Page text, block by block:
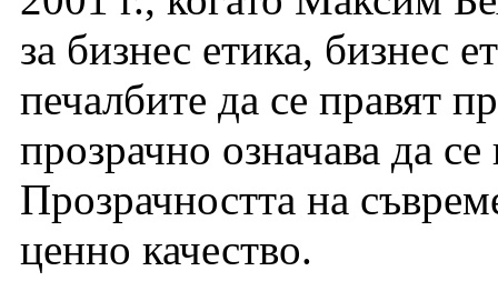
за бизнес етика, бизнес
печалбите да се правят
прозрачно означава да
Прозрачността на
ценно качество.